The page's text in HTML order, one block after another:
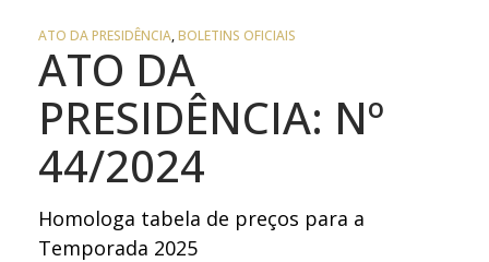
ATO DA PRESIDÊNCIA,BOLETINS OFICIAIS
ATO DA
PRESIDÊNCIA: Nº
44/2024
Homologa tabela de preços para a
Temporada 2025